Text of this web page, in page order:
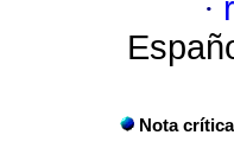
·
Nota crítica